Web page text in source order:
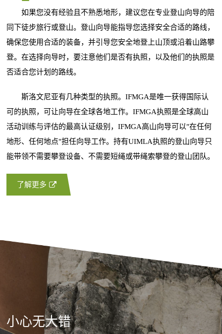
如果您没有经验且不熟悉地形，建议您在专业登山向导的陪
同下徒步旅行或登山。登山向导能指导您选择安全合适的路线，
确保您使用合适的装备，并引导您安全地登上山顶或沿着山路攀
登。在选择向导时，要注意他们是否有执照，以及他们的执照是
否适合您计划的路线。
斯洛文尼亚有几种类型的执照。IFMGA是唯一获得国际认
可的执照，可让向导在全球各地工作。IFMGA执照是全球高山
活动训练与评估的最高认证级别，IFMGA高山向导可以"在任何
地形、任何地点"担任向导工作。持有UIMLA执照的登山向导只
能带领不需要攀登设备、不需要短绳或带绳索攀登的登山团队。
了解更多
小心无大错